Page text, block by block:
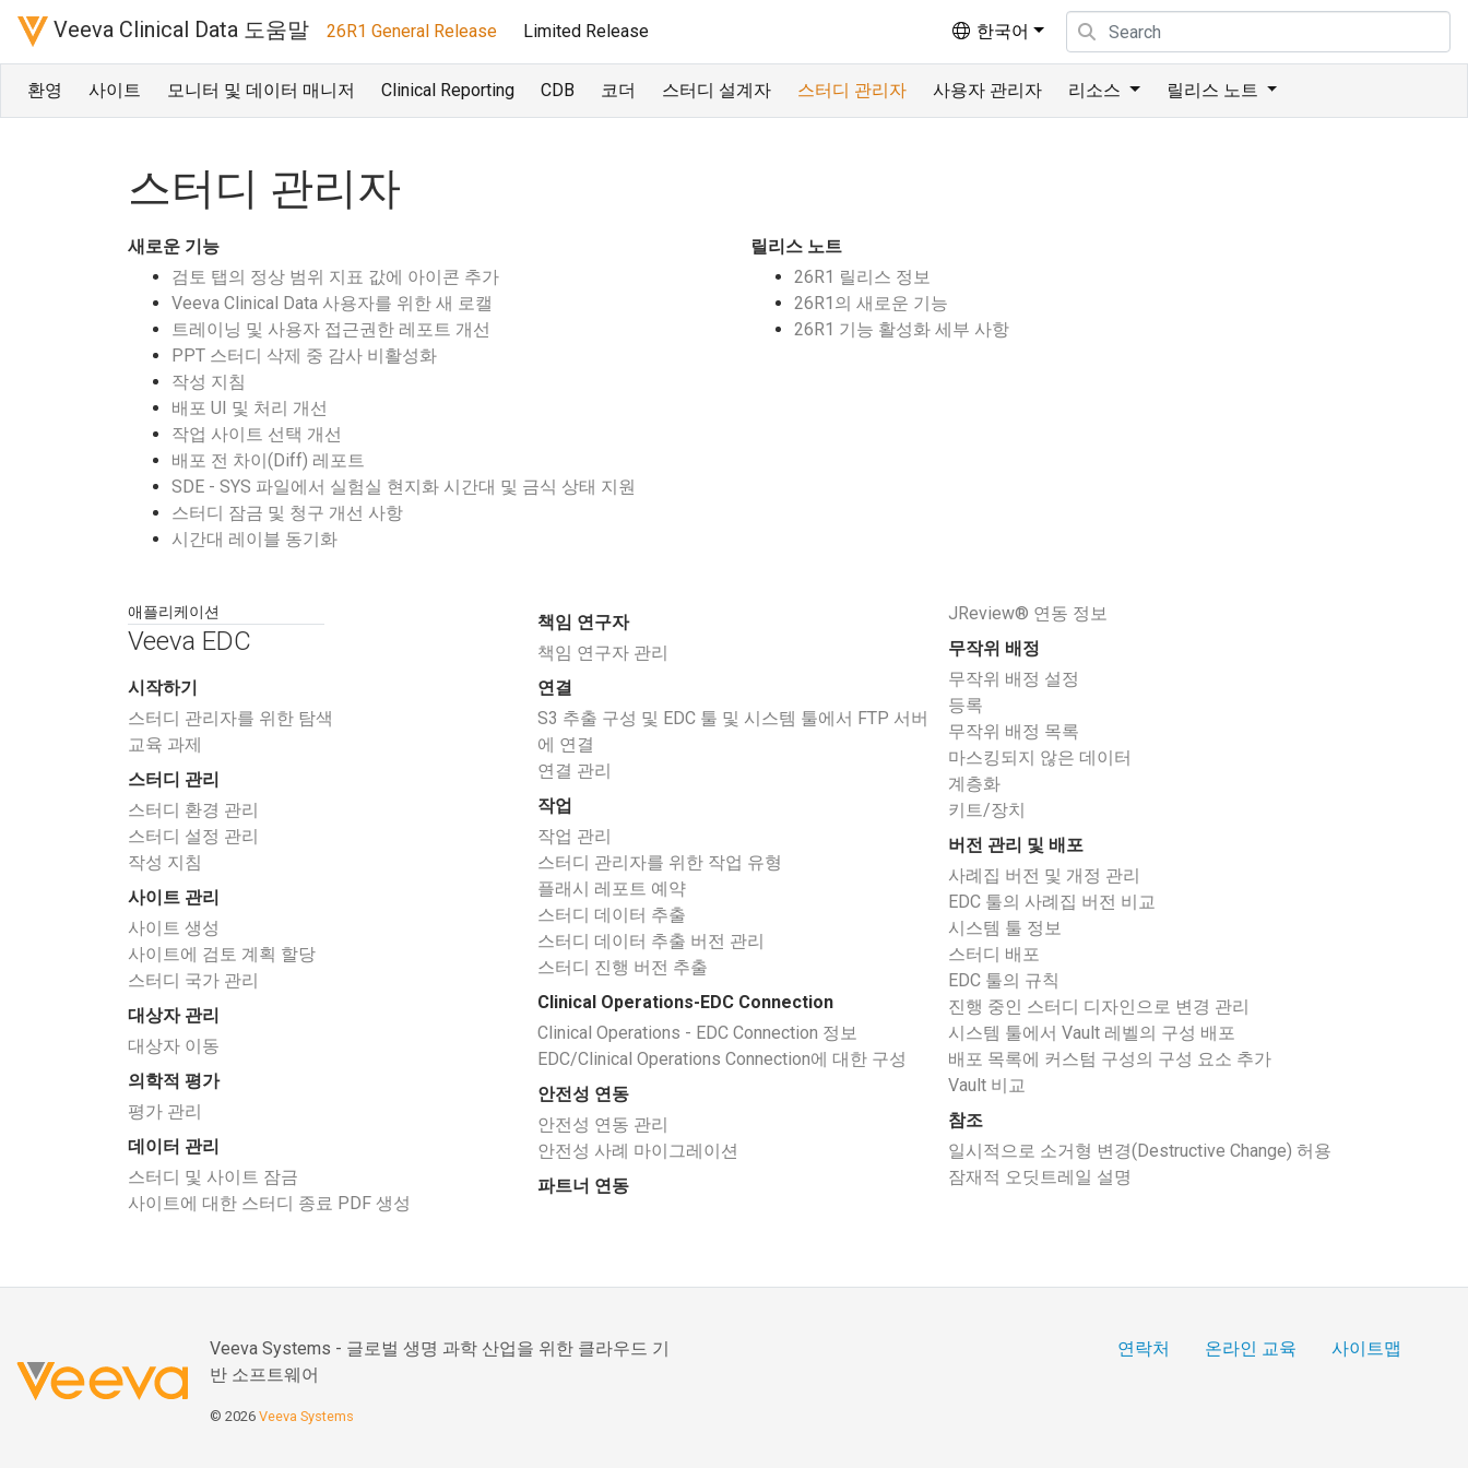
Veeva Clinical Data 도움말 26R1 General Release Limited Release 한국어
환영 사이트 모니터 및 데이터 매니저 Clinical Reporting CDB 코더 스터디 설계자 스터디 관리자 사용자 관리자 리소스 릴리스 노트
스터디 관리자
새로운 기능
검토 탭의 정상 범위 지표 값에 아이콘 추가
Veeva Clinical Data 사용자를 위한 새 로캘
트레이닝 및 사용자 접근권한 레포트 개선
PPT 스터디 삭제 중 감사 비활성화
작성 지침
배포 UI 및 처리 개선
작업 사이트 선택 개선
배포 전 차이(Diff) 레포트
SDE - SYS 파일에서 실험실 현지화 시간대 및 금식 상태 지원
스터디 잠금 및 청구 개선 사항
시간대 레이블 동기화
릴리스 노트
26R1 릴리스 정보
26R1의 새로운 기능
26R1 기능 활성화 세부 사항
애플리케이션
Veeva EDC
시작하기
스터디 관리자를 위한 탐색
교육 과제
스터디 관리
스터디 환경 관리
스터디 설정 관리
작성 지침
사이트 관리
사이트 생성
사이트에 검토 계획 할당
스터디 국가 관리
대상자 관리
대상자 이동
의학적 평가
평가 관리
데이터 관리
스터디 및 사이트 잠금
사이트에 대한 스터디 종료 PDF 생성
책임 연구자
책임 연구자 관리
연결
S3 추출 구성 및 EDC 툴 및 시스템 툴에서 FTP 서버
에 연결
연결 관리
작업
작업 관리
스터디 관리자를 위한 작업 유형
플래시 레포트 예약
스터디 데이터 추출
스터디 데이터 추출 버전 관리
스터디 진행 버전 추출
Clinical Operations-EDC Connection
Clinical Operations - EDC Connection 정보
EDC/Clinical Operations Connection에 대한 구성
안전성 연동
안전성 연동 관리
안전성 사례 마이그레이션
파트너 연동
JReview® 연동 정보
무작위 배정
무작위 배정 설정
등록
무작위 배정 목록
마스킹되지 않은 데이터
계층화
키트/장치
버전 관리 및 배포
사례집 버전 및 개정 관리
EDC 툴의 사례집 버전 비교
시스템 툴 정보
스터디 배포
EDC 툴의 규칙
진행 중인 스터디 디자인으로 변경 관리
시스템 툴에서 Vault 레벨의 구성 배포
배포 목록에 커스텀 구성의 구성 요소 추가
Vault 비교
참조
일시적으로 소거형 변경(Destructive Change) 허용
잠재적 오딧트레일 설명
Veeva Systems - 글로벌 생명 과학 산업을 위한 클라우드 기
반 소프트웨어
© 2026 Veeva Systems
연락처 온라인 교육 사이트맵